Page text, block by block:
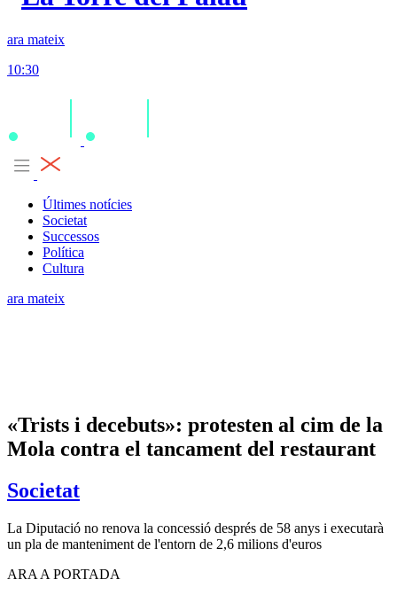
ara mateix
10:30
Últimes notícies
Societat
Successos
Política
Cultura
ara mateix
«Trists i decebuts»: protesten al cim de la
Mola contra el tancament del restaurant
Societat
La Diputació no renova la concessió després de 58 anys i executarà
un pla de manteniment de l'entorn de 2,6 milions d'euros
ARA A PORTADA